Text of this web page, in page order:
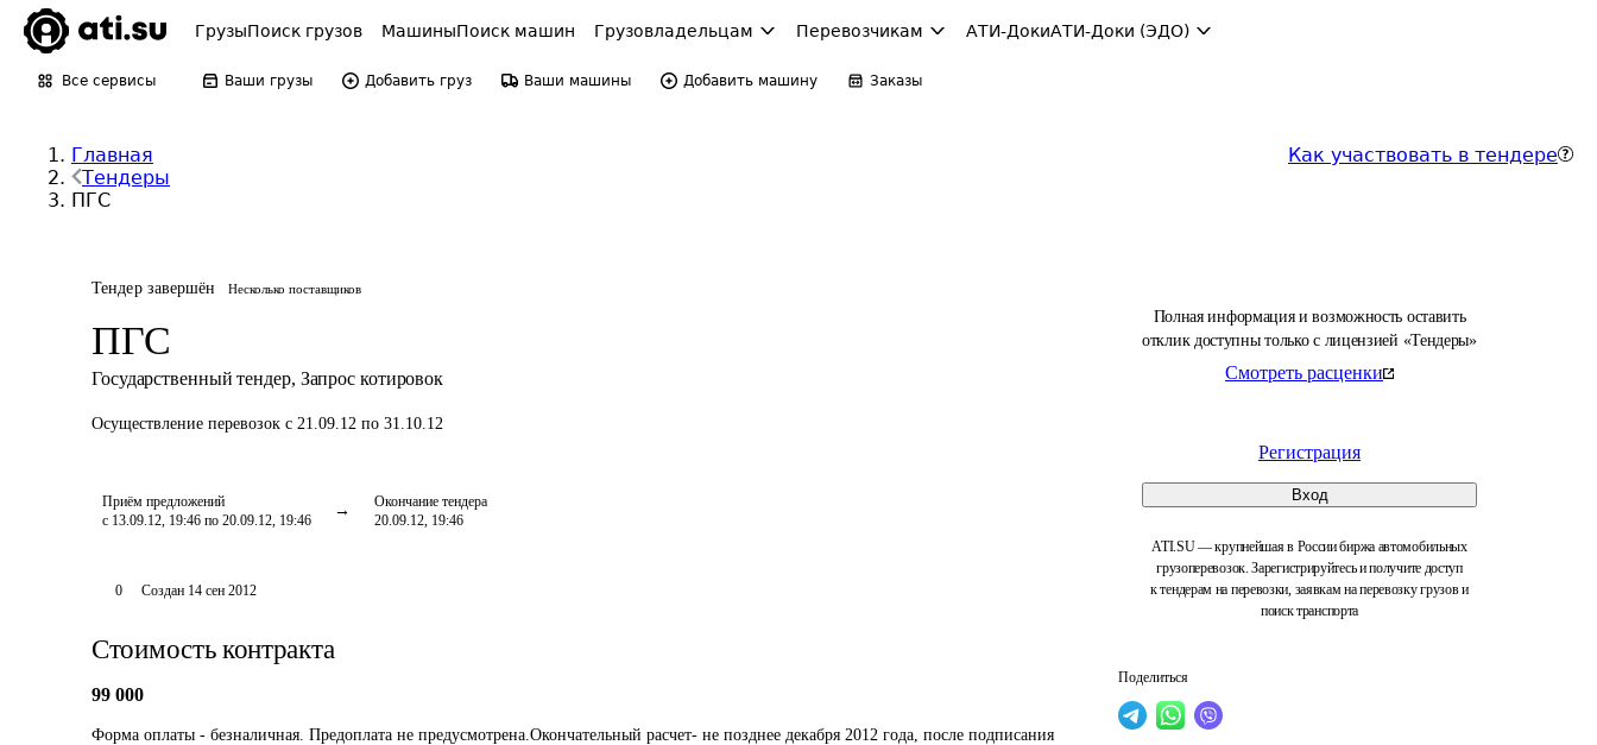
ГрузыПоиск грузов МашиныПоиск машин Грузовладельцам Перевозчикам АТИ-ДокиАТИ-Доки (ЭДО)
Все сервисы Ваши грузы Добавить груз Ваши машины Добавить машину Заказы
Главная
Тендеры
ПГС
Как участвовать в тендере
Тендер завершён Несколько поставщиков
ПГС
Государственный тендер, Запрос котировок
Осуществление перевозок с 21.09.12 по 31.10.12
Приём предложений
с 13.09.12, 19:46 по 20.09.12, 19:46
Окончание тендера
20.09.12, 19:46
Полная информация и возможность оставить
отклик доступны только с лицензией «Тендеры»
Смотреть расценки
Регистрация
Вход
ATI.SU — крупнейшая в России биржа автомобильных
грузоперевозок. Зарегистрируйтесь и получите доступ
к тендерам на перевозки, заявкам на перевозку грузов и
поиск транспорта
Поделиться
0 Создан 14 сен 2012
Стоимость контракта
99 000
Форма оплаты - безналичная. Предоплата не предусмотрена.Окончательный расчет- не позднее декабря 2012 года, после подписания